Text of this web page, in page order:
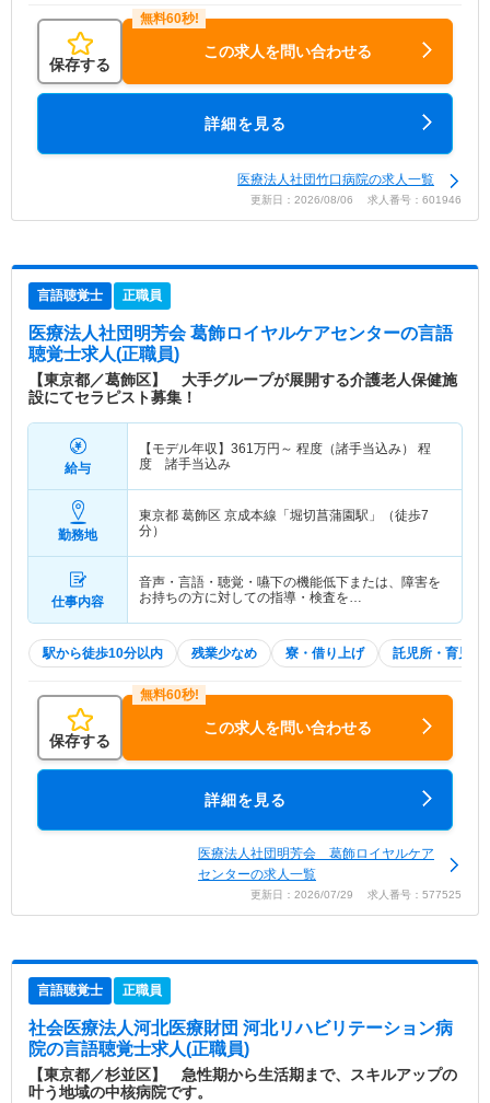
保存する
この求人を問い合わせる
詳細を見る
医療法人社団竹口病院の求人一覧
更新日：2026/08/06 求人番号：601946
言語聴覚士 正職員
医療法人社団明芳会 葛飾ロイヤルケアセンターの言語
聴覚士求人(正職員)
【東京都／葛飾区】 大手グループが展開する介護老人保健施
設にてセラピスト募集！
給与
【モデル年収】 361万円～ 程度（諸手当込み） 程
度 諸手当込み
勤務地
東京都 葛飾区 京成本線「堀切菖蒲園駅」（徒歩7
分）
仕事内容
音声・言語・聴覚・嚥下の機能低下または、障害を
お持ちの方に対しての指導・検査を…
駅から徒歩10分以内 残業少なめ 寮・借り上げ 託児所・育児補
保存する
この求人を問い合わせる
詳細を見る
医療法人社団明芳会 葛飾ロイヤルケア
センターの求人一覧
更新日：2026/07/29 求人番号：577525
言語聴覚士 正職員
社会医療法人河北医療財団 河北リハビリテーション病
院の言語聴覚士求人(正職員)
【東京都／杉並区】 急性期から生活期まで、スキルアップの
叶う地域の中核病院です。